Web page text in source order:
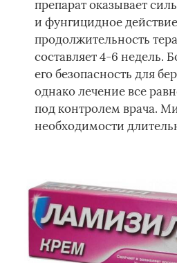
препарат оказывает
и фунгицидное
продолжительность
составляет 4-6 недель.
его безопасность для
однако лечение все
под контролем врача.
необходимости